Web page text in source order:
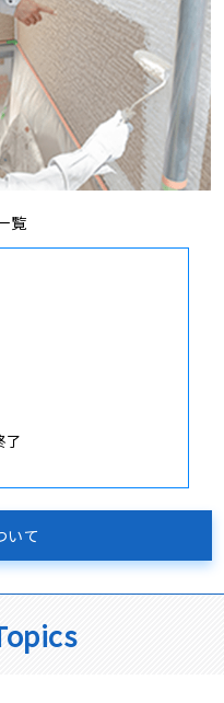
覧
了
いて